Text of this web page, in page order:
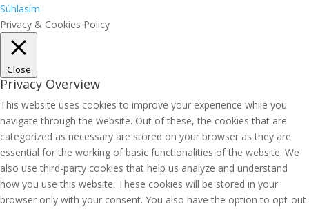
Súhlasím
Privacy & Cookies Policy
Close
Privacy Overview
This website uses cookies to improve your experience while you
navigate through the website. Out of these, the cookies that are
categorized as necessary are stored on your browser as they are
essential for the working of basic functionalities of the website. We
also use third-party cookies that help us analyze and understand
how you use this website. These cookies will be stored in your
browser only with your consent. You also have the option to opt-out